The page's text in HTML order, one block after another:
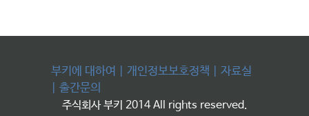
부키에 대하여 개인정보보호정책
자료실
출간문의
주식회사 부키 2014 All rights reserved.